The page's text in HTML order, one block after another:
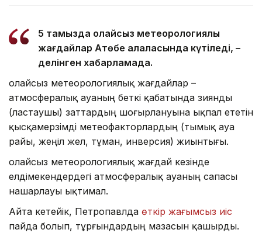
5 тамызда қолайсыз метеорологиялық
жағдайлар Ақтөбе қалаласында күтіледі, –
делінген хабарламада.
Қолайсыз метеорологиялық жағдайлар –
атмосфералық ауаның беткі қабатында зиянды
(ластаушы) заттардың шоғырлануына ықпал ететін
қысқамерзімді метеофакторлардың (тымық ауа
райы, жеңіл жел, тұман, инверсия) жиынтығы.
Қолайсыз метеорологиялық жағдай кезінде
елдімекендердегі атмосфералық ауаның сапасы
нашарлауы ықтимал.
Айта кетейік, Петропавлда өткір жағымсыз иіс
пайда болып, тұрғындардың мазасын қашырды.